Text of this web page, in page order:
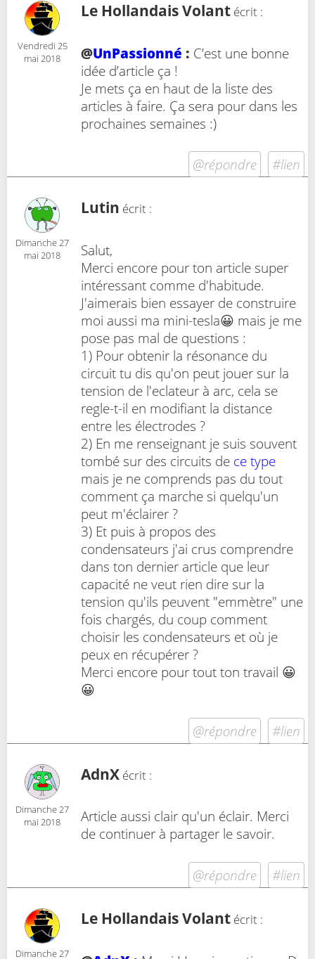
Vendredi 25
mai 2018
Le Hollandais Volant écrit :
@UnPassionné : C’est une bonne
idée d’article ça !
Je mets ça en haut de la liste des
articles à faire. Ça sera pour dans les
prochaines semaines :)
@répondre #lien
Dimanche 27
mai 2018
Lutin écrit :
Salut,
Merci encore pour ton article super
intéressant comme d'habitude.
J'aimerais bien essayer de construire
moi aussi ma mini-tesla😀 mais je me
pose pas mal de questions :
1) Pour obtenir la résonance du
circuit tu dis qu'on peut jouer sur la
tension de l'eclateur à arc, cela se
regle-t-il en modifiant la distance
entre les électrodes ?
2) ‎En me renseignant je suis souvent
tombé sur des circuits de ce type
mais je ne comprends pas du tout
comment ça marche si quelqu'un
peut m'éclairer ?
3) ‎Et puis à propos des
condensateurs j'ai crus comprendre
dans ton dernier article que leur
capacité ne veut rien dire sur la
tension qu'ils peuvent "emmètre" une
fois chargés, du coup comment
choisir les condensateurs et où je
peux en récupérer ?
Merci encore pour tout ton travail 😀
😀
@répondre #lien
Dimanche 27
mai 2018
AdnX écrit :
Article aussi clair qu'un éclair. Merci
de continuer à partager le savoir.
@répondre #lien
Dimanche 27
Le Hollandais Volant écrit :